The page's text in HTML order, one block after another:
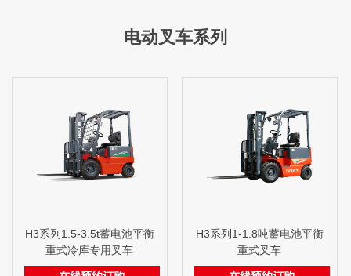
电动叉车系列
H3系列1.5-3.5t蓄电池平衡
重式冷库专用叉车
H3系列1-1.8吨蓄电池平衡
重式叉车